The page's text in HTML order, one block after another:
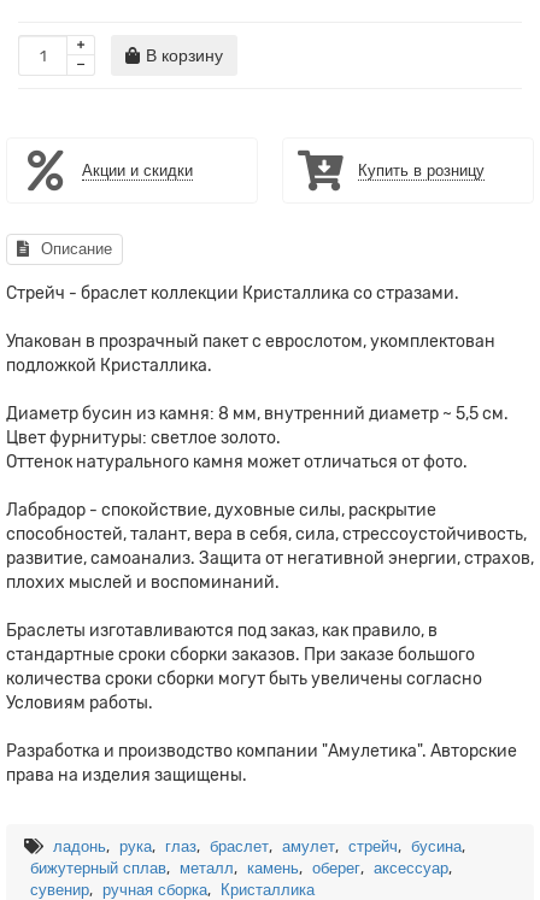
В корзину
Акции и скидки Купить в розницу
Описание
Стрейч - браслет коллекции Кристаллика со стразами.
Упакован в прозрачный пакет с еврослотом, укомплектован
подложкой Кристаллика.
Диаметр бусин из камня: 8 мм, внутренний диаметр ~ 5,5 см.
Цвет фурнитуры: светлое золото.
Оттенок натурального камня может отличаться от фото.
Лабрадор - спокойствие, духовные силы, раскрытие
способностей, талант, вера в себя, сила, стрессоустойчивость,
развитие, самоанализ. Защита от негативной энергии, страхов,
плохих мыслей и воспоминаний.
Браслеты изготавливаются под заказ, как правило, в
стандартные сроки сборки заказов. При заказе большого
количества сроки сборки могут быть увеличены согласно
Условиям работы.
Разработка и производство компании "Амулетика". Авторские
права на изделия защищены.
ладонь, рука, глаз, браслет, амулет, стрейч, бусина,
бижутерный сплав, металл, камень, оберег, аксессуар,
сувенир, ручная сборка, Кристаллика